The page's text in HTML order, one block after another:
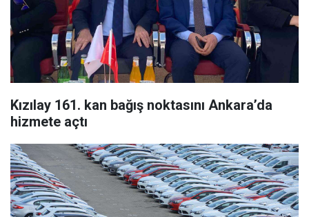
Kızılay 161. kan bağış noktasını Ankara’da
hizmete açtı